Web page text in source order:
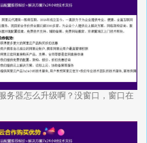
务器怎么升级啊？没窗口，窗口在